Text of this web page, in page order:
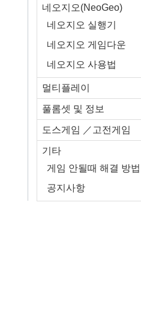
네오지오(NeoGeo)
네오지오 실행기
네오지오 게임다운
네오지오 사용법
멀티플레이
풀롬셋 및 정보
도스게임 ／고전게임
기타
게임 안될때 해결 방법
공지사항